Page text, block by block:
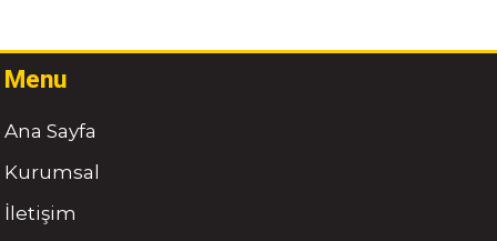
Menu
Ana Sayfa
Kurumsal
İletişim